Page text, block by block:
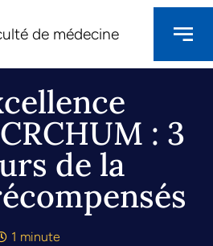
de médecine
: 3
de la
1 minute